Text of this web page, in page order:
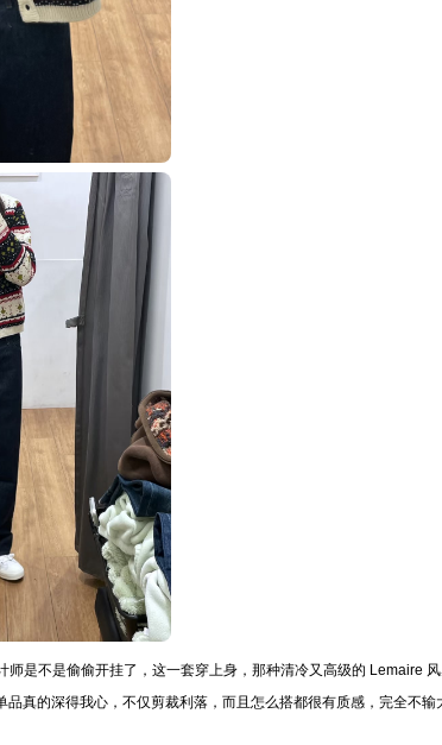
是不是偷偷开挂了，这一套穿上身，那种清冷又高级的 Lemaire
真的深得我心，不仅剪裁利落，而且怎么搭都很有质感，完全不输